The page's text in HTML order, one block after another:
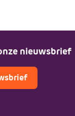
nieuwsbrief